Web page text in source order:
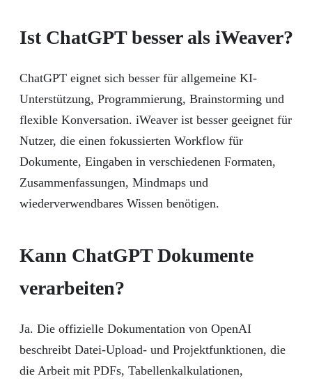
Ist ChatGPT besser als iWeaver?
ChatGPT eignet sich besser für allgemeine KI-
Unterstützung, Programmierung, Brainstorming und
flexible Konversation. iWeaver ist besser geeignet für
Nutzer, die einen fokussierten Workflow für
Dokumente, Eingaben in verschiedenen Formaten,
Zusammenfassungen, Mindmaps und
wiederverwendbares Wissen benötigen.
Kann ChatGPT Dokumente
verarbeiten?
Ja. Die offizielle Dokumentation von OpenAI
beschreibt Datei-Upload- und Projektfunktionen, die
die Arbeit mit PDFs, Tabellenkalkulationen,